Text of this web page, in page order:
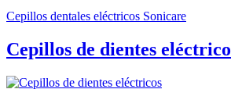
Cepillos dentales eléctricos Sonicare
Cepillos de dientes